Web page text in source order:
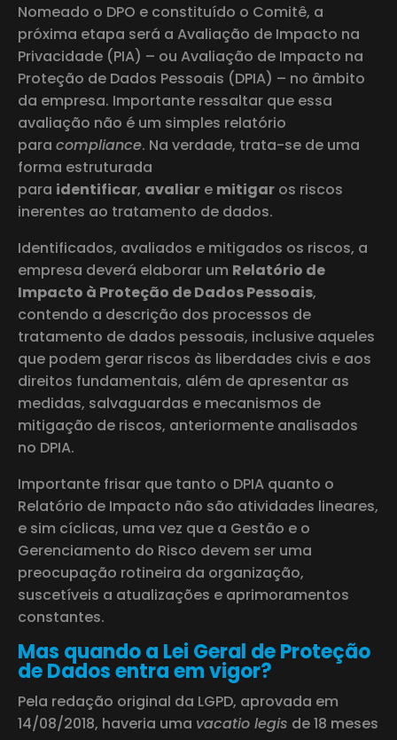
Nomeado o DPO e constituído o Comitê, a
próxima etapa será a Avaliação de Impacto na
Privacidade (PIA) – ou Avaliação de Impacto na
Proteção de Dados Pessoais (DPIA) – no âmbito
da empresa. Importante ressaltar que essa
avaliação não é um simples relatório
para compliance. Na verdade, trata-se de uma
forma estruturada
para identificar, avaliar e mitigar os riscos
inerentes ao tratamento de dados.
Identificados, avaliados e mitigados os riscos, a
empresa deverá elaborar um Relatório de
Impacto à Proteção de Dados Pessoais,
contendo a descrição dos processos de
tratamento de dados pessoais, inclusive aqueles
que podem gerar riscos às liberdades civis e aos
direitos fundamentais, além de apresentar as
medidas, salvaguardas e mecanismos de
mitigação de riscos, anteriormente analisados
no DPIA.
Importante frisar que tanto o DPIA quanto o
Relatório de Impacto não são atividades lineares,
e sim cíclicas, uma vez que a Gestão e o
Gerenciamento do Risco devem ser uma
preocupação rotineira da organização,
suscetíveis a atualizações e aprimoramentos
constantes.
Mas quando a Lei Geral de Proteção
de Dados entra em vigor?
Pela redação original da LGPD, aprovada em
14/08/2018, haveria uma vacatio legis de 18 meses